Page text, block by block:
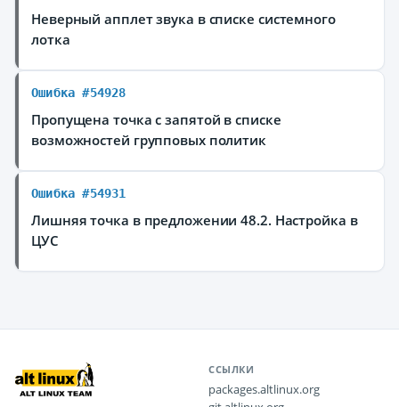
Неверный апплет звука в списке системного
лотка
Ошибка #54928
Пропущена точка с запятой в списке
возможностей групповых политик
Ошибка #54931
Лишняя точка в предложении 48.2. Настройка в
ЦУС
ССЫЛКИ
packages.altlinux.org